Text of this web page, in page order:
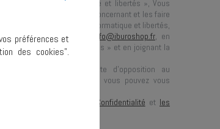
à la loi « informatique et libertés », Vous
d'accès aux données vous concernant et les faire
, Correspondant Informatique et libertés,
75001 Parisou à info@iburoshop.fr, en
« Droit des personnes » et en joignant la
de l’existence de la liste d’opposition au
« BLOCTEL » sur laquelle vous pouvez vous
Confidentialité et les
préférences et
des cookies".